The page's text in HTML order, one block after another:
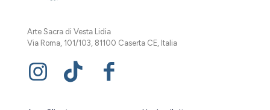
Arte Sacra di Vesta Lidia
Via Roma, 101/103, 81100 Caserta CE, Italia